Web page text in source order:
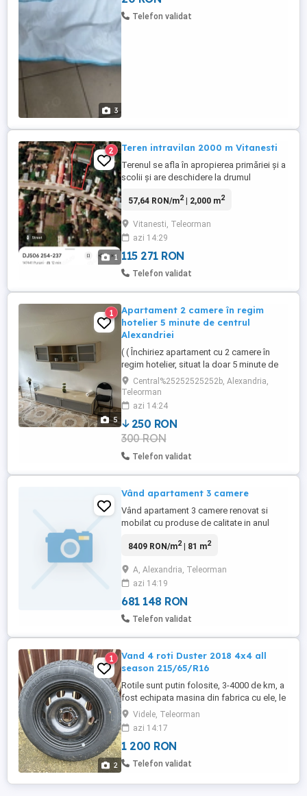
3
Telefon validat
1
2 Teren intravilan 2000 m Vitanesti
Terenul se afla în apropierea primăriei și a
scolii și are deschidere la drumul
57,64 RON/m2| 2,000 m2
Vitanesti, Teleorman
azi 14:29
115 271 RON
Telefon validat
5
1
Apartament 2 camere în regim
hotelier 5 minute de centrul
Alexandriei
( ( Închiriez apartament cu 2 camere în
regim hotelier, situat la doar 5 minute de
centrul municipiului Alexandria.
Apartamentul este la parter și este
complet mobilat și utilat, fiind potrivit atât
deplasări în interes de serviciu. Oferă
confort, curățenie și toate ...
Central%25252525252b, Alexandria,
Teleorman
azi 14:24
250 RON
300 RON
Telefon validat
Vând apartament 3 camere
Vând apartament 3 camere renovat si
mobilat cu produse de calitate in anul
vederea vânzări deținem actele necesar (
o zona liniștită si centrala.
8409 RON/m2| 81 m2
A, Alexandria, Teleorman
azi 14:19
681 148 RON
Telefon validat
2
1
Vand 4 roti Duster 2018 4x4 all
season 215/65/R16
Rotile sunt putin folosite, 3-4000 de km, a
fost echipata masina din fabrica cu ele, le
vand deoarece am trecut la jante de aliaj.
Anvelopele sunt marca Torque cu
urmatoarele specificatii: model TQ-
HT701, 215/65/R16 98H, cu dot 30/2018.
Jantele sunt originale, in 5 prezoane.
Videle, Teleorman
azi 14:17
1 200 RON
Telefon validat